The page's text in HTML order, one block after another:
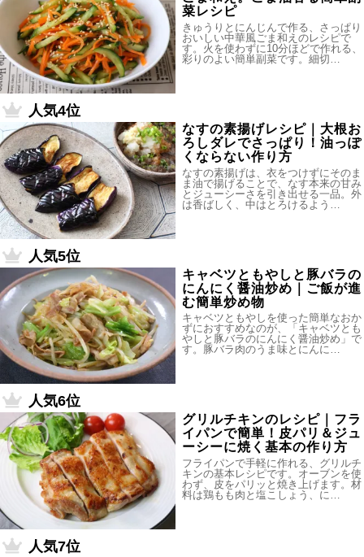
菜レシピ
きゅうりとにんじんで作る、さっぱり
おいしい中華風ごま和えのレシピで
す。火を使わずに10分ほどで作れる、
彩りのよい簡単副菜です。細切…
人気4位
なすの素揚げレシピ｜大根お
ろしダレでさっぱり！油っぽ
くならない作り方
なすの素揚げは、衣をつけずにそのま
ま油で揚げることで、なす本来の甘み
とジューシーさを引き出せる一品。外
は香ばしく、中はとろけるよう…
人気5位
キャベツともやしと豚バラの
にんにく醤油炒め｜ご飯が進
む簡単炒め物
キャベツともやしを使った簡単なおか
ずにおすすめなのが、「キャベツとも
やしと豚バラのにんにく醤油炒め」で
す。豚バラ肉のうま味とにんに…
人気6位
グリルチキンのレシピ｜フラ
イパンで簡単！皮パリ＆ジュ
ーシーに焼く基本の作り方
フライパンで手軽に作れる、グリルチ
キンの基本レシピです。オーブンを使
わず、皮をパリッと焼き上げます。材
料は鶏もも肉と塩こしょう、に…
人気7位